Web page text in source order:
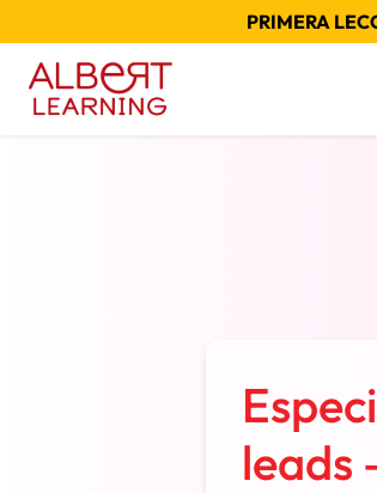
PRIMERA
leads